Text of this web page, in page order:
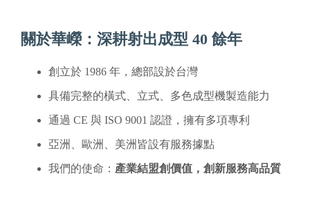
關於華嶸：深耕射出成型 40 餘年
創立於 1986 年，總部設於台灣
具備完整的橫式、立式、多色成型機製造能力
通過 CE 與 ISO 9001 認證，擁有多項專利
亞洲、歐洲、美洲皆設有服務據點
我們的使命： 產業結盟創價值，創新服務高品質